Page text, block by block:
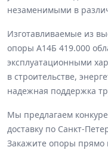
незаменимыми в
Изготавливаемые из
опоры А14Б 419.000
эксплуатационными
в строительстве,
надежная поддержка
Мы предлагаем
доставку по Санкт-
Закажите опоры прямо